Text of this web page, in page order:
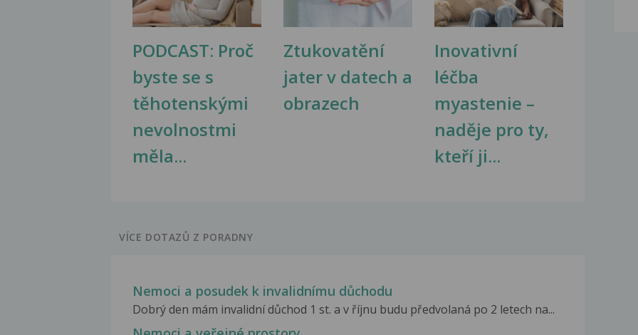
PODCAST: Proč
byste se s
těhotenskými
nevolnostmi
měla...
Ztukovatění
jater v datech a
obrazech
Inovativní
léčba
myastenie –
naděje pro ty,
kteří ji...
VÍCE DOTAZŮ Z PORADNY
Nemoci a posudek k invalidnímu důchodu
Dobrý den mám invalidní důchod 1 st. a v říjnu budu předvolaná po 2 letech na...